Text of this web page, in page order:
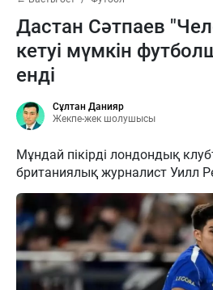
Дастан Сәтпаев
кетуі мүмкін
енді
Сұлтан Данияр
Жекпе-жек шолушысы
Мұндай пікірді лондондық
британиялық журналист Уилл